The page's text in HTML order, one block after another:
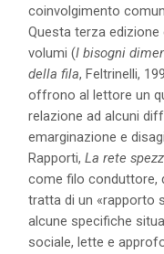
coinvolgimento
Questa terza
volumi (I bisogni
della fila, Feltrinelli,
offrono al lettore un
relazione ad alcuni
emarginazione e
Rapporti,La rete
come filo conduttore,
tratta di un «rapporto
alcune specifiche
sociale, lette e